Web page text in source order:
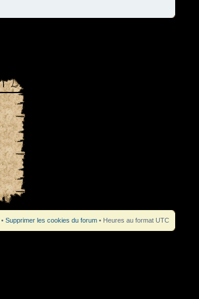
• Supprimer les cookies du forum • Heures au format UTC